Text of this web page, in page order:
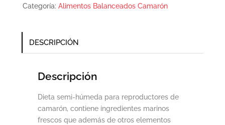
Categoría: Alimentos Balanceados Camarón
DESCRIPCIÓN
Descripción
Dieta semi-húmeda para reproductores de
camarón, contiene ingredientes marinos
frescos que además de otros elementos